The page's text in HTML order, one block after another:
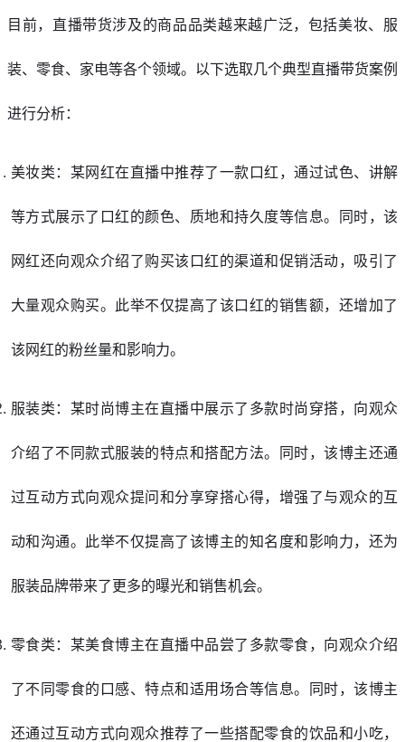
目前，直播带货涉及的商品品类越来越广泛，包括美妆、服
装、零食、家电等各个领域。以下选取几个典型直播带货案例
进行分析：
美妆类：某网红在直播中推荐了一款口红，通过试色、讲解
等方式展示了口红的颜色、质地和持久度等信息。同时，该
网红还向观众介绍了购买该口红的渠道和促销活动，吸引了
大量观众购买。此举不仅提高了该口红的销售额，还增加了
该网红的粉丝量和影响力。
服装类：某时尚博主在直播中展示了多款时尚穿搭，向观众
介绍了不同款式服装的特点和搭配方法。同时，该博主还通
过互动方式向观众提问和分享穿搭心得，增强了与观众的互
动和沟通。此举不仅提高了该博主的知名度和影响力，还为
服装品牌带来了更多的曝光和销售机会。
零食类：某美食博主在直播中品尝了多款零食，向观众介绍
了不同零食的口感、特点和适用场合等信息。同时，该博主
还通过互动方式向观众推荐了一些搭配零食的饮品和小吃，